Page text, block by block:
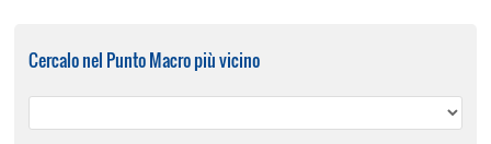
Cercalo nel Punto Macro più vicino